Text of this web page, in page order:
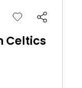
Celtics